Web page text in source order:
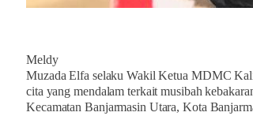
Meldy
Muzada Elfa selaku Wakil Ketua MDMC
cita yang mendalam terkait musibah
Kecamatan Banjarmasin Utara, Kota